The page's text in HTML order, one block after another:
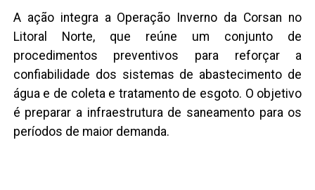
A ação integra a Operação Inverno da Corsan no
Litoral Norte, que reúne um conjunto de
procedimentos preventivos para reforçar a
confiabilidade dos sistemas de abastecimento de
água e de coleta e tratamento de esgoto. O objetivo
é preparar a infraestrutura de saneamento para os
períodos de maior demanda.